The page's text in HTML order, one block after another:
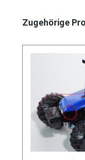
Produktgalerie
Zugehörige